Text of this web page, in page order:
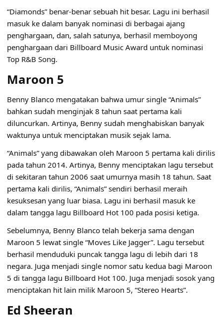
“Diamonds” benar-benar sebuah hit besar. Lagu ini berhasil
masuk ke dalam banyak nominasi di berbagai ajang
penghargaan, dan, salah satunya, berhasil memboyong
penghargaan dari Billboard Music Award untuk nominasi
Top R&B Song.
Maroon 5
Benny Blanco mengatakan bahwa umur single “Animals”
bahkan sudah menginjak 8 tahun saat pertama kali
diluncurkan. Artinya, Benny sudah menghabiskan banyak
waktunya untuk menciptakan musik sejak lama.
“Animals” yang dibawakan oleh Maroon 5 pertama kali dirilis
pada tahun 2014. Artinya, Benny menciptakan lagu tersebut
di sekitaran tahun 2006 saat umurnya masih 18 tahun. Saat
pertama kali dirilis, “Animals” sendiri berhasil meraih
kesuksesan yang luar biasa. Lagu ini berhasil masuk ke
dalam tangga lagu Billboard Hot 100 pada posisi ketiga.
Sebelumnya, Benny Blanco telah bekerja sama dengan
Maroon 5 lewat single “Moves Like Jagger”. Lagu tersebut
berhasil menduduki puncak tangga lagu di lebih dari 18
negara. Juga menjadi single nomor satu kedua bagi Maroon
5 di tangga lagu Billboard Hot 100. Juga menjadi sosok yang
menciptakan hit lain milik Maroon 5, “Stereo Hearts”.
Ed Sheeran